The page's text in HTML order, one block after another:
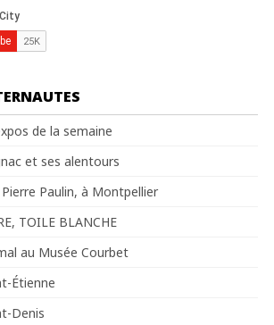
de la semaine
et ses alentours
Paulin, à Montpellier
TOILE BLANCHE
au Musée Courbet
Étienne
Denis